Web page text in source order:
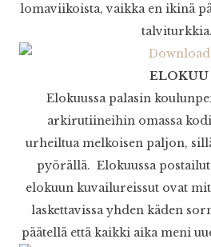
lomaviikoista, vaikka en ikinä
ELOKUU
Elokuussa palasin
arkirutiineihin omassa
urheiltua melkoisen paljon,
pyörällä. Elokuussa
elokuun kuvailureissut ovat
laskettavissa yhden käden
päätellä että kaikki aika meni